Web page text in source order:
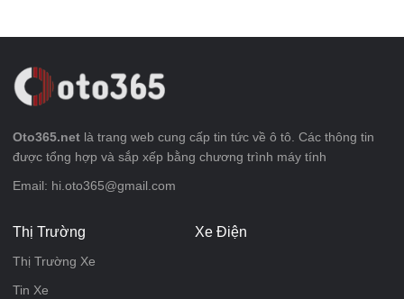
Oto365.net là trang web cung cấp tin tức về ô tô. Các thông tin
được tổng hợp và sắp xếp bằng chương trình máy tính
Email: hi.oto365@gmail.com
Thị Trường
Thị Trường Xe
Tin Xe
Xe Điện